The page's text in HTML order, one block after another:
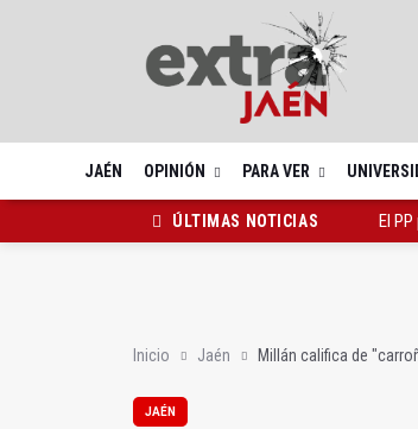
JAÉN OPINIÓN PARA VER
ÚLTIMAS NOTICIAS
El
Inicio Jaén Millán califica de
JAÉN